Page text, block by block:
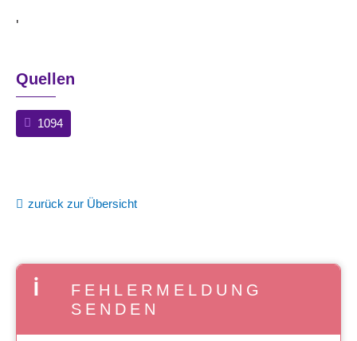
'
Quellen
1094
zurück zur Übersicht
FEHLERMELDUNG
SENDEN